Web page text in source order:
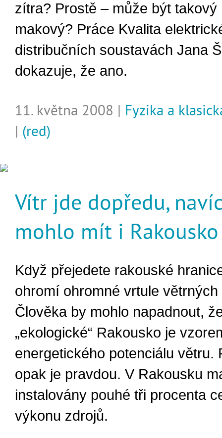
zítra? Prostě – může být takový
makový? Práce Kvalita
distribučních soustavách Jana
dokazuje, že ano.
11. května 2008 | Fyzika a
| (red)
Vítr jde dopředu,
mohlo mít i Rakousko
Když přejedete rakouské
ohromí ohromné vrtule
Člověka by mohlo napadnout,
„ekologické“ Rakousko je
energetického potenciálu větru.
opak je pravdou. V Rakousku
instalovány pouhé tři procenta
výkonu zdrojů.